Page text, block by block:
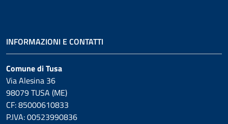
INFORMAZIONI E CONTATTI
Comune di Tusa
Via Alesina 36
98079 TUSA (ME)
CF: 85000610833
P.IVA: 00523990836